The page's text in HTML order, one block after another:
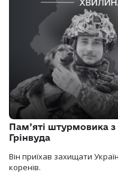
Пам’яті штурмовика з
Грінвуда
Він приїхав захищати
коренів.